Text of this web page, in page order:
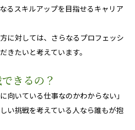
るスキルアップを目指せるキャリア
に対しては、さらなるプロフェッシ
きたいと考えています。
きるの？
向いている仕事なのかわからない」
い挑戦を考えている人なら誰もが抱